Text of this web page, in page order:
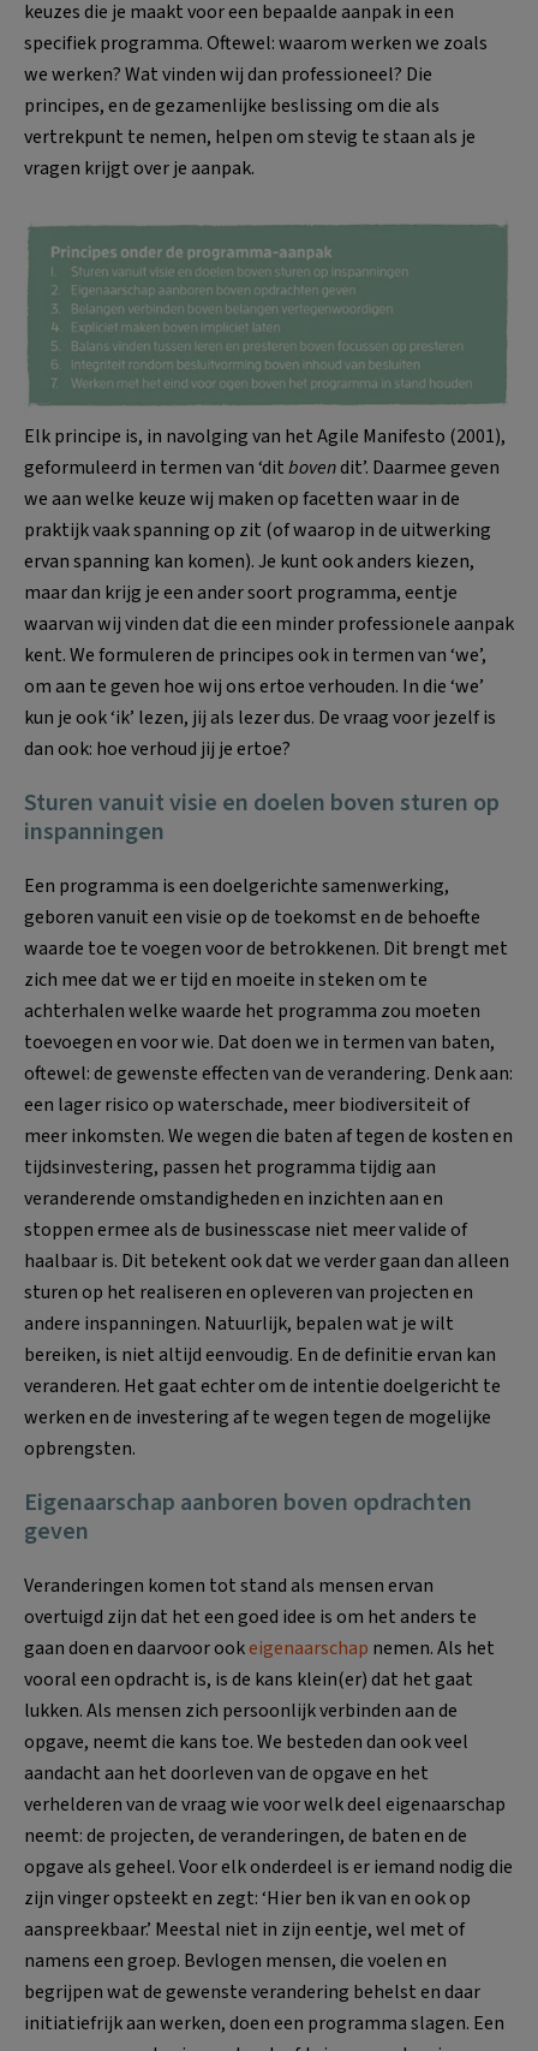
keuzes die je maakt voor een bepaalde aanpak in een
specifiek programma. Oftewel: waarom werken we zoals
we werken? Wat vinden wij dan professioneel? Die
principes, en de gezamenlijke beslissing om die als
vertrekpunt te nemen, helpen om stevig te staan als je
vragen krijgt over je aanpak.
Elk principe is, in navolging van het Agile Manifesto (2001),
geformuleerd in termen van ‘ditbovendit’. Daarmee geven
we aan welke keuze wij maken op facetten waar in de
praktijk vaak spanning op zit (of waarop in de uitwerking
ervan spanning kan komen). Je kunt ook anders kiezen,
maar dan krijg je een ander soort programma, eentje
waarvan wij vinden dat die een minder professionele aanpak
kent. We formuleren de principes ook in termen van ‘we’,
om aan te geven hoe wij ons ertoe verhouden. In die ‘we’
kun je ook ‘ik’ lezen, jij als lezer dus. De vraag voor jezelf is
dan ook: hoe verhoud jij je ertoe?
Sturen vanuit visie en doelen boven sturen op
inspanningen
Een programma is een doelgerichte samenwerking,
geboren vanuit een visie op de toekomst en de behoefte
waarde toe te voegen voor de betrokkenen. Dit brengt met
zich mee dat we er tijd en moeite in steken om te
achterhalen welke waarde het programma zou moeten
toevoegen en voor wie. Dat doen we in termen van baten,
oftewel: de gewenste effecten van de verandering. Denk aan:
een lager risico op waterschade, meer biodiversiteit of
meer inkomsten. We wegen die baten af tegen de kosten en
tijdsinvestering, passen het programma tijdig aan
veranderende omstandigheden en inzichten aan en
stoppen ermee als de businesscase niet meer valide of
haalbaar is. Dit betekent ook dat we verder gaan dan alleen
sturen op het realiseren en opleveren van projecten en
andere inspanningen. Natuurlijk, bepalen wat je wilt
bereiken, is niet altijd eenvoudig. En de definitie ervan kan
veranderen. Het gaat echter om de intentie doelgericht te
werken en de investering af te wegen tegen de mogelijke
opbrengsten.
Eigenaarschap aanboren boven opdrachten
geven
Veranderingen komen tot stand als mensen ervan
overtuigd zijn dat het een goed idee is om het anders te
gaan doen en daarvoor ookeigenaarschap nemen. Als het
vooral een opdracht is, is de kans klein(er) dat het gaat
lukken. Als mensen zich persoonlijk verbinden aan de
opgave, neemt die kans toe. We besteden dan ook veel
aandacht aan het doorleven van de opgave en het
verhelderen van de vraag wie voor welk deel eigenaarschap
neemt: de projecten, de veranderingen, de baten en de
opgave als geheel. Voor elk onderdeel is er iemand nodig die
zijn vinger opsteekt en zegt: ‘Hier ben ik van en ook op
aanspreekbaar.’ Meestal niet in zijn eentje, wel met of
namens een groep. Bevlogen mensen, die voelen en
begrijpen wat de gewenste verandering behelst en daar
initiatiefrijk aan werken, doen een programma slagen. Een